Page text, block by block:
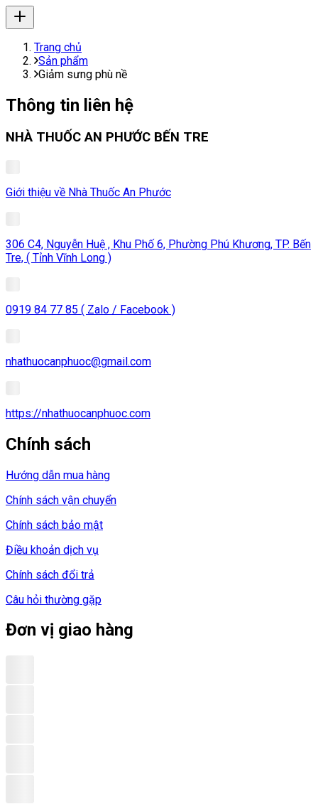
Trang chủ
Sản phẩm
Giảm sưng phù nề
Thông tin liên hệ
NHÀ THUỐC AN PHƯỚC BẾN TRE
Giới thiệu về Nhà Thuốc An Phước
306 C4, Nguyễn Huệ , Khu Phố 6, Phường Phú Khương, TP. Bến
Tre, ( Tỉnh Vĩnh Long )
0919 84 77 85 ( Zalo / Facebook )
nhathuocanphuoc@gmail.com
https://nhathuocanphuoc.com
Chính sách
Hướng dẫn mua hàng
Chính sách vận chuyển
Chính sách bảo mật
Điều khoản dịch vụ
Chính sách đổi trả
Câu hỏi thường gặp
Đơn vị giao hàng